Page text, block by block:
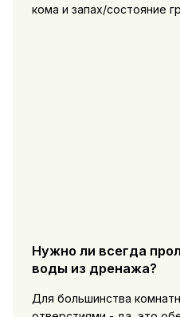
кома и запах/состояние
Нужно ли всегда
воды из дренажа?
Для большинства